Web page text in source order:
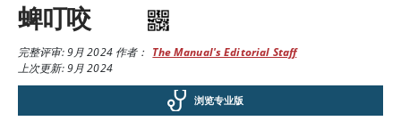
蜱叮咬
完整评审:9月 2024作者： The Manual's Editorial Staff
上次更新: 9月 2024
浏览专业版